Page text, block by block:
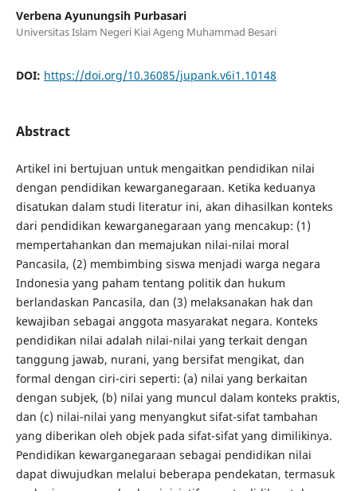
Verbena Ayunungsih Purbasari
Universitas Islam Negeri Kiai Ageng Muhammad Besari
DOI: https://doi.org/10.36085/jupank.v6i1.10148
Abstract
Artikel ini bertujuan untuk mengaitkan pendidikan nilai
dengan pendidikan kewarganegaraan. Ketika keduanya
disatukan dalam studi literatur ini, akan dihasilkan konteks
dari pendidikan kewarganegaraan yang mencakup: (1)
mempertahankan dan memajukan nilai-nilai moral
Pancasila, (2) membimbing siswa menjadi warga negara
Indonesia yang paham tentang politik dan hukum
berlandaskan Pancasila, dan (3) melaksanakan hak dan
kewajiban sebagai anggota masyarakat negara. Konteks
pendidikan nilai adalah nilai-nilai yang terkait dengan
tanggung jawab, nurani, yang bersifat mengikat, dan
formal dengan ciri-ciri seperti: (a) nilai yang berkaitan
dengan subjek, (b) nilai yang muncul dalam konteks praktis,
dan (c) nilai-nilai yang menyangkut sifat-sifat tambahan
yang diberikan oleh objek pada sifat-sifat yang dimilikinya.
Pendidikan kewarganegaraan sebagai pendidikan nilai
dapat diwujudkan melalui beberapa pendekatan, termasuk